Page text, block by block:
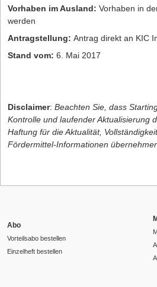
Vorhaben im Ausland: Vorhaben in
werden
Antragstellung: Antrag direkt an KIC
Stand vom: 6. Mai 2017
Disclaimer: Beachten Sie, dass
Kontrolle und laufender Aktualisierung
Haftung für die Aktualität,
Fördermittel-Informationen
Abo
Vorteilsabo bestellen
Einzelheft bestellen